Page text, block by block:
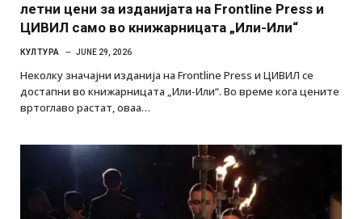
летни цени за изданијата на Frontline Press и
ЦИВИЛ само во книжарницата „Или-Или“
КУЛТУРА JUNE 29, 2026
Неколку значајни изданија на Frontline Press и ЦИВИЛ се
достапни во книжарницата „Или-Или“. Во време кога цените
вртоглаво растат, оваа…